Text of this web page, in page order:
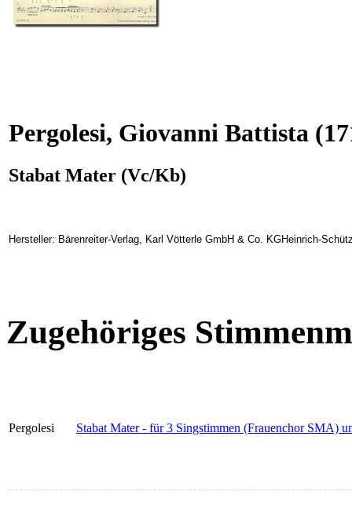
Pergolesi, Giovanni Battista
Stabat Mater (Vc/Kb)
Hersteller: Bärenreiter-Verlag, Karl Vötterle GmbH & Co. KGHeinrich-
Zugehöriges
Pergolesi Stabat Mater - für 3 Singstimmen (Frauenchor SMA)